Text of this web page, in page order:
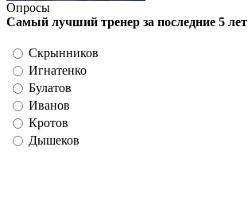
Опросы
Самый лучший тренер за последние 5 лет
Скрынников
Игнатенко
Булатов
Иванов
Кротов
Дышеков